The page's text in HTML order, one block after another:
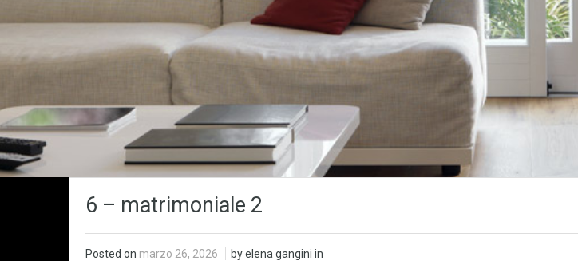
6 – matrimoniale 2
Posted on marzo 26, 2026 by elena gangini in